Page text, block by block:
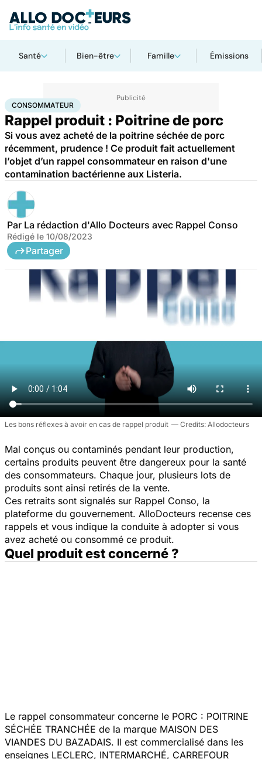
Santé Bien-être Famille Émissions
AccueilSantéConsommateur
CONSOMMATEUR
Rappel produit : Poitrine de porc
Si vous avez acheté de la poitrine séchée de porc
récemment, prudence ! Ce produit fait actuellement
l’objet d’un rappel consommateur en raison d'une
contamination bactérienne aux Listeria.
Par La rédaction d'Allo Docteurs avec Rappel Conso
Rédigé le 10/08/2023
Partager
Les bons réflexes à avoir en cas de rappel produit Allodocteurs
Mal conçus ou contaminés pendant leur production,
certains produits peuvent être dangereux pour la santé
des consommateurs. Chaque jour, plusieurs lots de
produits sont ainsi retirés de la vente.
Ces retraits sont signalés sur Rappel Conso, la
plateforme du gouvernement. AlloDocteurs recense ces
rappels et vous indique la conduite à adopter si vous
avez acheté ou consommé ce produit.
Quel produit est concerné ?
Le rappel consommateur concerne le PORC : POITRINE
SÉCHÉE TRANCHÉE de la marque MAISON DES
VIANDES DU BAZADAIS. Il est commercialisé dans les
enseignes LECLERC, INTERMARCHÉ, CARREFOUR